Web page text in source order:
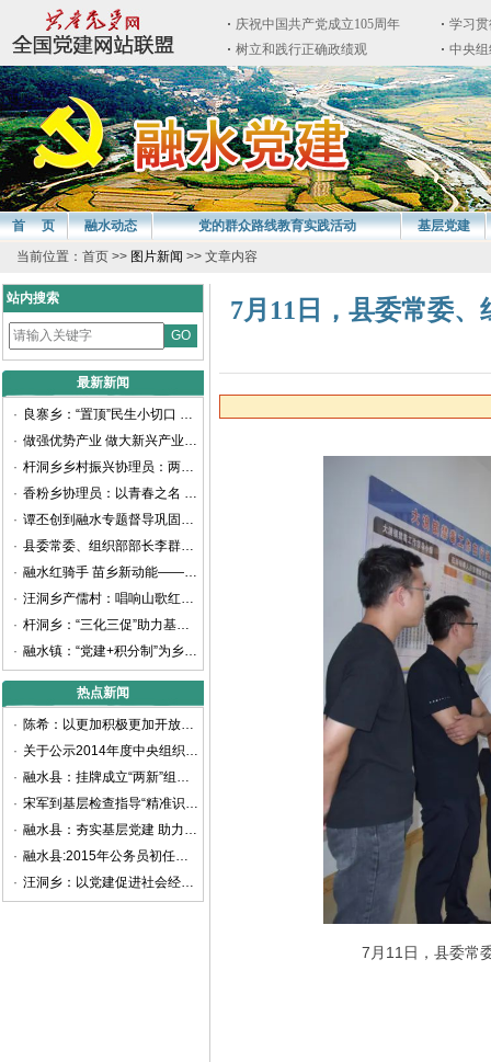
首 页 融水动态 党的群众路线教育实践活动
基层党建
当前位置：首页 >> 图片新闻 >> 文章内容
站内搜索
最新新闻
·
良寨乡：“置顶”民生小切口 谱写振兴新画卷
·
做强优势产业 做大新兴产业——聚焦柳州工业高质量发展访融水苗族自治县委书记周峰
·
杆洞乡乡村振兴协理员：两年耕耘路，他们交出乡村振兴满意卷
·
香粉乡协理员：以青春之名 书写乡村振兴新篇章
·
谭丕创到融水专题督导巩固拓展脱贫攻坚成果同乡村振兴有效衔接工作
·
县委常委、组织部部长李群生深入大浪镇、白云乡考察调研
·
融水红骑手 苗乡新动能——融水首家新业态新就业群体党支部揭牌成立
·
汪洞乡产儒村：唱响山歌红色旋律 谱写乡村振兴之曲
·
杆洞乡：“三化三促”助力基层党建提质增效
·
融水镇：“党建+积分制”为乡村治理赋能增效
热点新闻
·
陈希：以更加积极更加开放更加有效的人才政策 聚天下英才而用之
·
关于公示2014年度中央组织部代中央管理党费收支情况的通知
·
融水县：挂牌成立“两新”组织党工委
·
宋军到基层检查指导“精准识别”工作
·
融水县：夯实基层党建 助力精准扶贫
·
融水县:2015年公务员初任培训班开班
·
汪洞乡：以党建促进社会经济快速发展
7月11日，县委常委
7月11日，县委常